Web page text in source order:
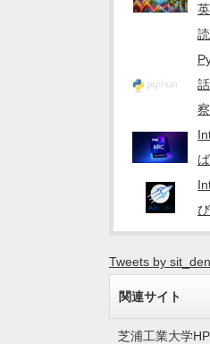
察
Tweets by
関連サイト
芝浦工業大学HP